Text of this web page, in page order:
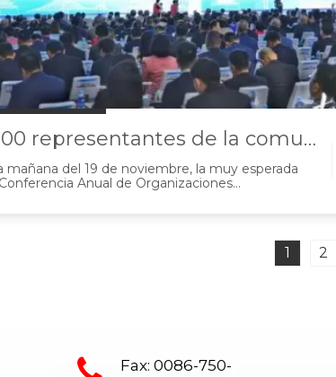
2.800 representantes de la comunidad mundial Teochew se han reunido en Shantou
mañana del 19 de noviembre, la muy esperada
Conferencia Anual de Organizaciones
1 2
Fax: 0086-750-